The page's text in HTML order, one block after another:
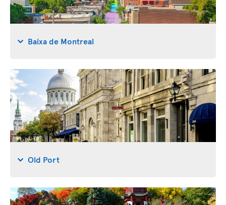
Baixa de Montreal
Old Port